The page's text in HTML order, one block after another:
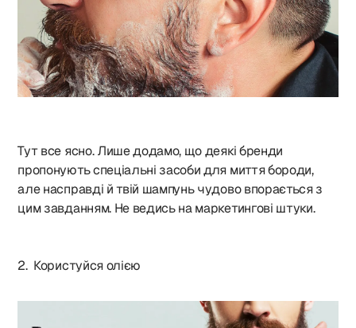
Тут все ясно. Лише додамо, що деякі бренди
пропонують спеціальні засоби для миття бороди,
але насправді й твій шампунь чудово впорається з
цим завданням. Не ведись на маркетингові штуки.
2. Користуйся олією